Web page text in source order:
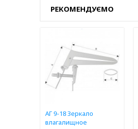
РЕКОМЕНДУЄМО
АГ 9-18 Зеркало
влагалищное